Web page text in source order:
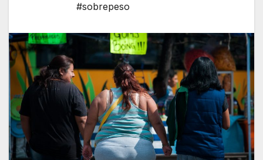
#sobrepeso